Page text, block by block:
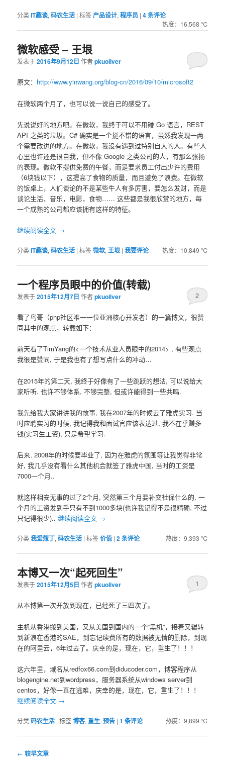
分类IT趣谈,码农生活 |标签产品设计,程序员 |4条评论
热度：16,568 ℃
微软感受 – 王垠
发表于2016年9月12日 作者pkuoliver
原文： http://www.yinwang.org/blog-cn/2016/09/10/microsoft2
在微软两个月了，也可以说一说自己的感受了。
先说说好的地方吧。在微软，我终于可以不用碰 Go 语言，REST
API 之类的垃圾。C# 确实是一个挺不错的语言，虽然我发现一两
个需要改进的地方。在微软，我没有遇到过特别自大的人。有些人
心里也许还是很自我，但不像 Google 之类公司的人，有那么张扬
的表现。微软不提供免费的午餐，而是要求员工付出少许的费用
（6块钱以下），这提高了食物的质量，而且避免了浪费。在微软
的饭桌上，人们谈论的不是某些牛人有多厉害，要怎么发财，而是
谈论生活，音乐，电影，食物…… 这些都是我很欣赏的地方，每
一个成熟的公司都应该拥有这样的特征。
继续阅读全文 →
分类IT趣谈,码农生活 |标签微软,王垠 |我要评论 热度：10,849 ℃
一个程序员眼中的价值(转载)
发表于2015年12月7日 作者pkuoliver 2
看了鸟哥（php社区唯一一位亚洲核心开发者）的一篇博文，很赞
同其中的观点，转载如下：
前天看了TimYang的<一个技术从业人员眼中的2014> , 有些观点
我很是赞同, 于是我也有了想写点什么的冲动…
在2015年的第二天, 我终于好像有了一些跳跃的想法, 可以说给大
家听听. 也许不够体系, 不够完整, 但或许能得到一些共鸣.
我先给我大家讲讲我的故事, 我在2007年的时候去了雅虎实习. 当
时应聘实习的时候, 我记得我和面试官应该表达过, 我不在乎赚多
钱(实习生工资), 只是希望学习.
后来, 2008年的时候要毕业了, 因为在雅虎的氛围等让我觉得非常
好, 我几乎没有看什么其他机会就签了雅虎中国, 当时的工资是
7000一个月..
就这样相安无事的过了2个月, 突然第三个月要补交社保什么的, 一
个月的工资发到手只有不到1000多块(也许我记得不是很精确, 不过
只记得很少)..继续阅读全文 →
分类我爱蔻丁,码农生活 |标签价值 |2条评论 热度：9,393 ℃
本博又一次“起死回生”
发表于2015年12月5日 作者pkuoliver 1
从本博第一次开放到现在，已经死了三四次了。
主机从香港搬到美国，又从美国到国内的一个“黑机”，接着又辗转
到新浪在香港的SAE，到忘记续费所有的数据被无情的删除，到现
在的阿里云，6年过去了。庆幸的是，现在，它，重生了！！！
这六年里，域名从redfox66.com到diducoder.com，博客程序从
blogengine.net到wordpress，服务器系统从windows server到
centos，好像一直在逃难，庆幸的是，现在，它，重生了！！！
继续阅读全文 →
分类码农生活 |标签博客,重生,预告 |1 条评论 热度：9,899 ℃
文
← 较早文章